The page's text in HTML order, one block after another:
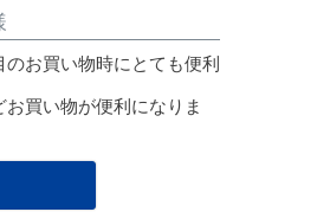
お買い物時にとても便利
買い物が便利になりま